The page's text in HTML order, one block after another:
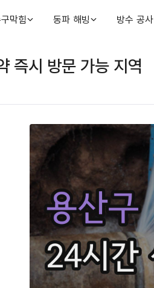
막힘 동파 해빙 방수 공사
즉시 방문 가능 지역